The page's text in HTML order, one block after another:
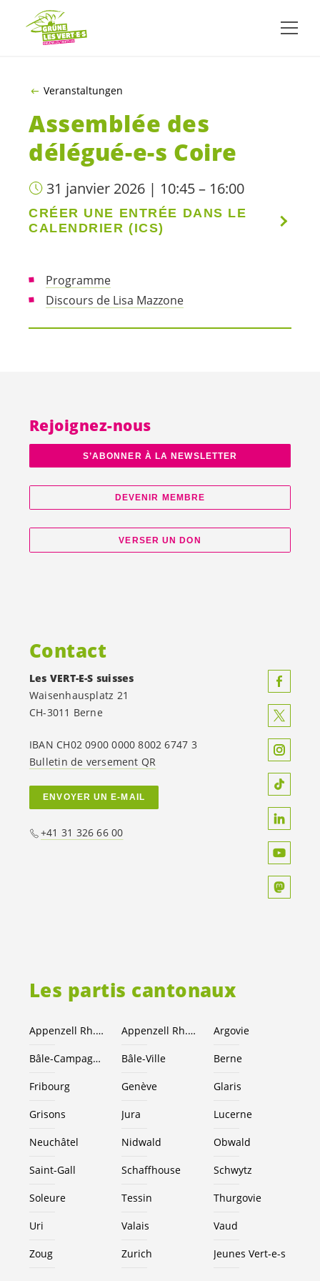
ALLER AU CONTENU PRINCIPAL
Veranstaltungen
Assemblée des
délégué-e-s Coire
31 janvier 2026 | 10:45 – 16:00
CRÉER UNE ENTRÉE DANS LE
CALENDRIER (ICS)
Programme
Discours de Lisa Mazzone
Les partis cantonaux
Appenzell Rh.-Ext. Appenzell Rh.-I. Argovie
Bâle-Campagne Bâle-Ville Berne
Fribourg Genève Glaris
Grisons Jura Lucerne
Neuchâtel Nidwald Obwald
Saint-Gall Schaffhouse Schwytz
Soleure Tessin Thurgovie
Uri Valais Vaud
Zoug Zurich Jeunes Vert-e-s
Rejoignez-nous
S’ABONNER À LA NEWSLETTER
DEVENIR MEMBRE
VERSER UN DON
Contact
Les VERT-E-S suisses
Waisenhausplatz 21
CH-3011 Berne
IBAN CH02 0900 0000 8002 6747 3
Bulletin de versement QR
ENVOYER UN E-MAIL
+41 31 326 66 00